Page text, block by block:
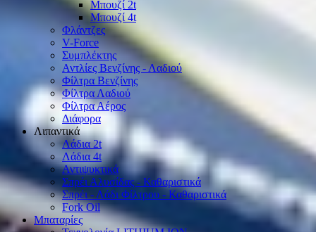
Μπουζί 2t
Μπουζί 4t
Φλάντζες
V-Force
Συμπλέκτης
Αντλίες Βενζίνης - Λαδιού
Φίλτρα Βενζίνης
Φίλτρα Λαδιού
Φίλτρα Αέρος
Διάφορα
Λιπαντικά
Λάδια 2t
Λάδια 4t
Αντιψυκτικά
Σπρέι Αλυσίδας - Καθαριστικά
Σπρέι - Λάδι Φίλτρου - Καθαριστικά
Fork Oil
Μπαταρίες